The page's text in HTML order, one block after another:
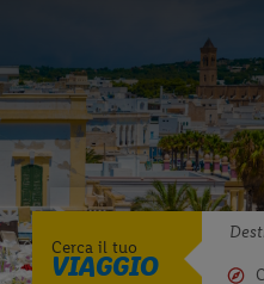
Cerca il tuo
VIAGGIO